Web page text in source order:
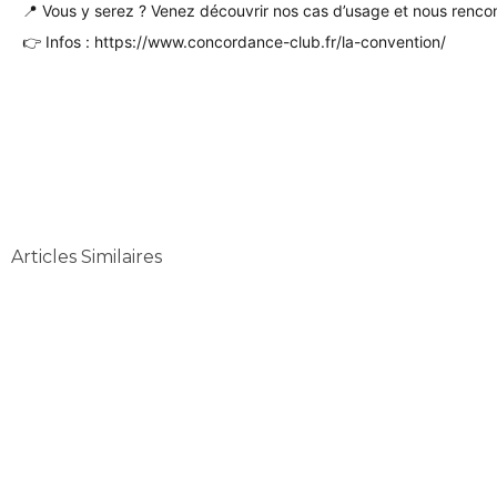
📍 Vous y serez ? Venez découvrir nos cas d’usage et nous
👉 Infos : https://www.concordance-club.fr/la-convention/
Articles Similaires